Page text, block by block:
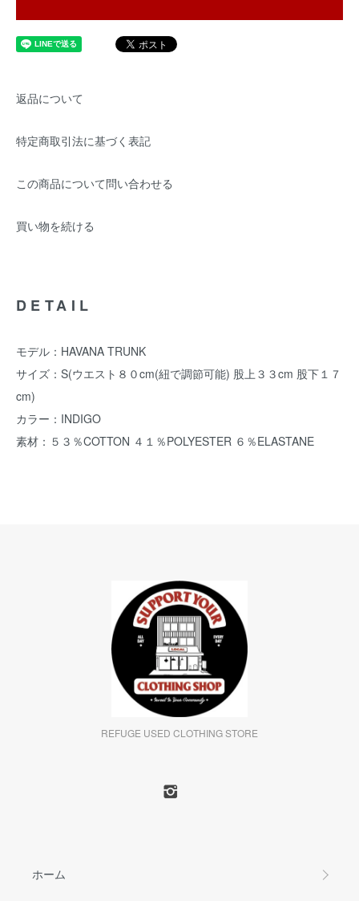
返品について
特定商取引法に基づく表記
この商品について問い合わせる
買い物を続ける
DETAIL
モデル：HAVANA TRUNK
サイズ：S(ウエスト８０cm(紐で調節可能) 股上３３cm 股下１７
cm)
カラー：INDIGO
素材：５３％COTTON ４１％POLYESTER ６％ELASTANE
REFUGE USED CLOTHING STORE
ホーム